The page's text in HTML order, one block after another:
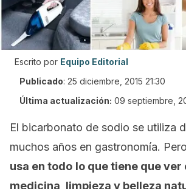
Escrito por Equipo Editorial
Publicado: 25 diciembre, 2015 21:30
Última actualización: 09 septiembre,
El bicarbonato de sodio se utiliza
muchos años en gastronomía.
usa en todo lo que tiene que ver
medicina, limpieza y belleza